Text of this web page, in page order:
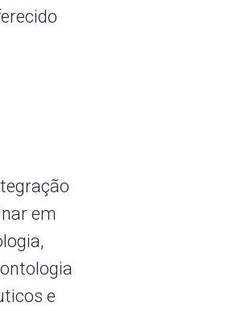
em
e